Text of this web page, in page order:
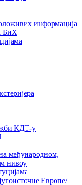
информација
БиХ
КДТ-у
међународном,
нивоу
Европе/